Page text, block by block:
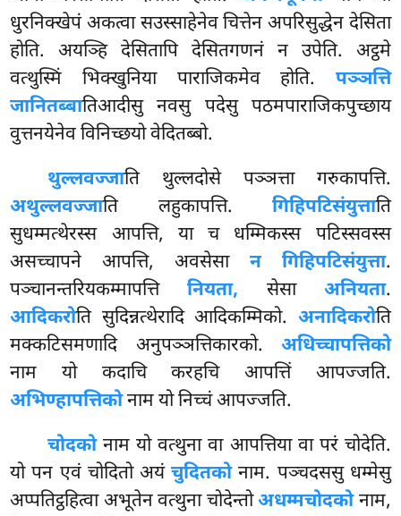
धुरनिक्खेपं अकत्वा सउस्साहेनेव चित्तेन अपरिसुद्धेन देसिता
होति. अयञ्हि देसितापि देसितगणनं न उपेति. अट्ठमे
वत्थुस्मिं भिक्खुनिया पाराजिकमेव होति. पञ्ञत्ति
जानितब्बातिआदीसु नवसु पदेसु पठमपाराजिकपुच्छाय
वुत्तनयेनेव विनिच्छयो वेदितब्बो.
थुल्लवज्जाति थुल्लदोसे पञ्ञत्ता गरुकापत्ति.
अथुल्लवज्जाति लहुकापत्ति. गिहिपटिसंयुत्ताति
सुधम्मत्थेरस्स आपत्ति, या च धम्मिकस्स पटिस्सवस्स
असच्चापने आपत्ति, अवसेसा न गिहिपटिसंयुत्ता.
पञ्चानन्तरियकम्मापत्तिनियता, सेसा अनियता.
आदिकरोति सुदिन्नत्थेरादि आदिकम्मिको. अनादिकरोति
मक्कटिसमणादि अनुपञ्ञत्तिकारको. अधिच्चापत्तिको
नाम यो कदाचि करहचि आपत्तिं आपज्जति.
अभिण्हापत्तिकोनाम यो निच्चं आपज्जति.
चोदकोनाम यो वत्थुना वा आपत्तिया वा परं चोदेति.
यो पन एवं चोदितो अयंचुदितकोनाम. पञ्चदससु धम्मेसु
अप्पतिट्ठहित्वा अभूतेन वत्थुना चोदेन्तोअधम्मचोदकोनाम,